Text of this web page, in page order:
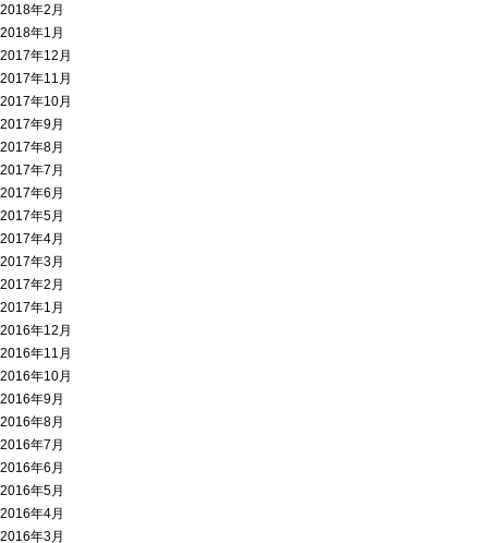
2018年2月
2018年1月
2017年12月
2017年11月
2017年10月
2017年9月
2017年8月
2017年7月
2017年6月
2017年5月
2017年4月
2017年3月
2017年2月
2017年1月
2016年12月
2016年11月
2016年10月
2016年9月
2016年8月
2016年7月
2016年6月
2016年5月
2016年4月
2016年3月